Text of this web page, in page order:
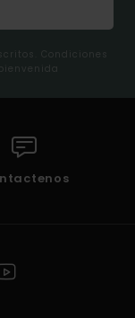
Condiciones